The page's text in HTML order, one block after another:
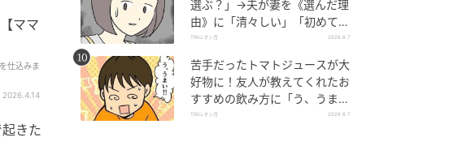
ママ
仕込みま
2026.4.14
きた
選ぶ？」→夫が妻を《選んだ理
由》に「清々しい」「初めて聞
いた」
TRILLマンガ 2026.8.7
苦手だったトマトジュースが大
好物に！友人が教えてくれたお
すすめの飲み方に「う、うま
い！」
TRILLマンガ 2026.8.7